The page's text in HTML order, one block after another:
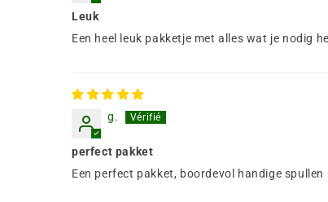
Leuk
Een heel leuk pakketje met alles wat je nodig
g.
perfect pakket
Een perfect pakket, boordevol handige spullen